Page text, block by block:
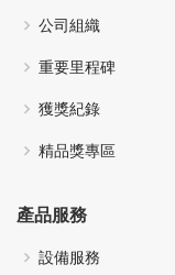
公司組織
重要里程碑
獲獎紀錄
精品獎專區
產品服務
設備服務